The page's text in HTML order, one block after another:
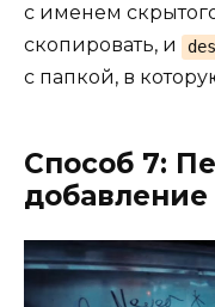
с именем
скопировать, и
с папкой, в
Способ 7: